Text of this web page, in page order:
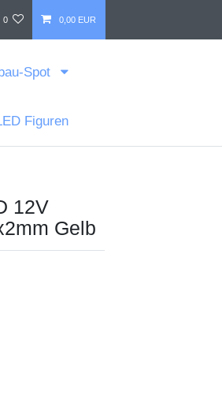
0 0,00 EUR
Spot
Figuren
12V
Gelb